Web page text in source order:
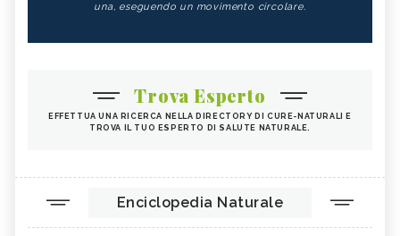
una, eseguendo un movimento circolare.
Trova Esperto
EFFETTUA UNA RICERCA NELLA DIRECTORY DI CURE-NATURALI E
TROVA IL TUO ESPERTO DI SALUTE NATURALE.
Enciclopedia Naturale